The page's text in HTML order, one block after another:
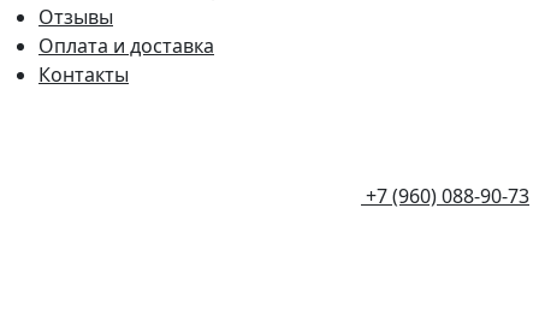
Отзывы
Оплата и доставка
Контакты
+7 (960) 088-90-73